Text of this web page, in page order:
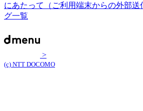
にあたって（ご利用端末からの外部送
グ一覧
>
(c) NTT DOCOMO